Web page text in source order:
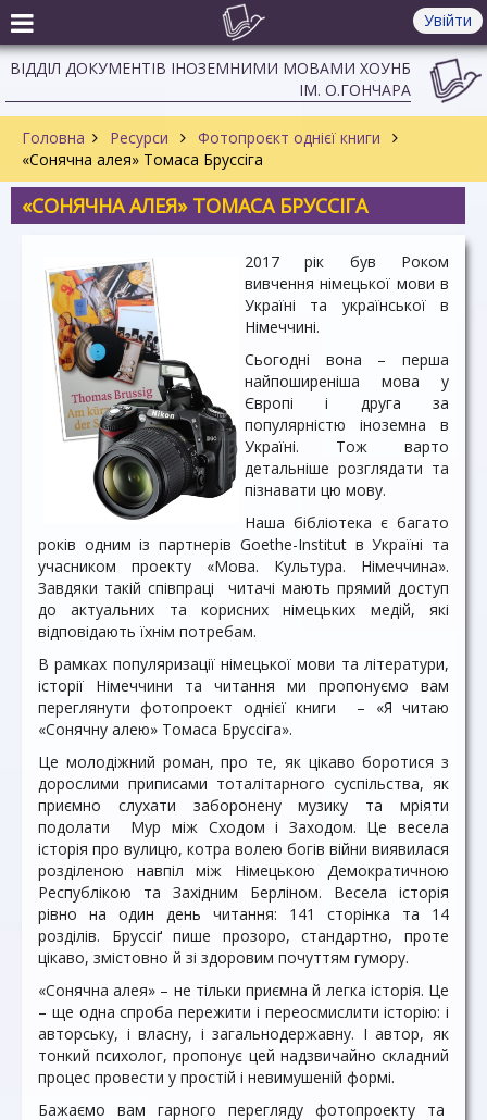
Увійти
ВІДДІЛ ДОКУМЕНТІВ ІНОЗЕМНИМИ МОВАМИ ХОУНБ
ІМ. О.ГОНЧАРА
Головна Ресурси
Фотопроєкт однієї книги
«Сонячна алея» Томаса Бруссіга
«СОНЯЧНА АЛЕЯ» ТОМАСА БРУССІГА
2017 рік був Роком
вивчення німецької мови в
Україні та української в
Німеччині.
Сьогодні вона – перша
найпоширеніша мова у
Європі і друга за
популярністю іноземна в
Україні. Тож варто
детальніше розглядати та
пізнавати цю мову.
Наша бібліотека є багато
років одним із партнерів Goethe-Institut в Україні та
учасником проекту «Мова. Культура. Німеччина».
Завдяки такій співпраці читачі мають прямий доступ
до актуальних та корисних німецьких медій, які
відповідають їхнім потребам.
В рамках популяризації німецької мови та літератури,
історії Німеччини та читання ми пропонуємо вам
переглянути фотопроект однієї книги – «Я читаю
«Сонячну алею» Томаса Бруссіга».
Це молодіжний роман, про те, як цікаво боротися з
дорослими приписами тоталітарного суспільства, як
приємно слухати заборонену музику та мріяти
подолати Мур між Сходом і Заходом. Це весела
історія про вулицю, котра волею богів війни виявилася
розділеною навпіл між Німецькою Демократичною
Республікою та Західним Берліном. Весела історія
рівно на один день читання: 141 сторінка та 14
розділів. Бруссіґ пише прозоро, стандартно, проте
цікаво, змістовно й зі здоровим почуттям гумору.
«Сонячна алея» – не тільки приємна й легка історія. Це
– ще одна спроба пережити і переосмислити історію: і
авторську, і власну, і загальнодержавну. І автор, як
тонкий психолог, пропонує цей надзвичайно складний
процес провести у простій і невимушеній формі.
Бажаємо вам гарного перегляду фотопроекту та